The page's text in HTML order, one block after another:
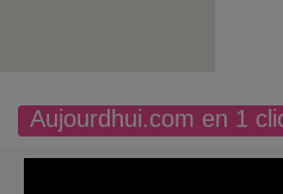
Aujourdhui.com en 1